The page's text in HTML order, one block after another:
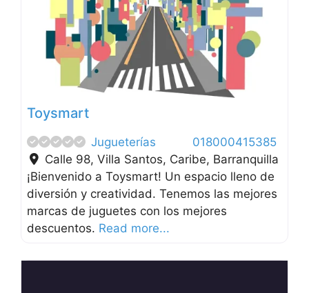
Anterior
Toysmart
018000415385
Jugueterías
Calle 98, Villa Santos, Caribe, Barranquilla
¡Bienvenido a Toysmart! Un espacio lleno de
diversión y creatividad. Tenemos las mejores
marcas de juguetes con los mejores
descuentos. Read more...